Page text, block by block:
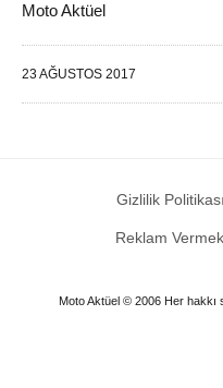
Moto Aktüel
23 AĞUSTOS 2017
Gizlilik Politikası
Reklam
Moto Aktüel © 2006 Her hakkı